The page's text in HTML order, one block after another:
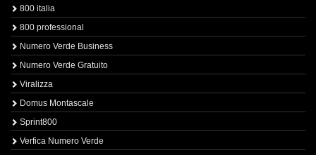
800 italia
800 professional
Numero Verde Business
Numero Verde Gratuito
Viralizza
Domus Montascale
Sprint800
Verfica Numero Verde